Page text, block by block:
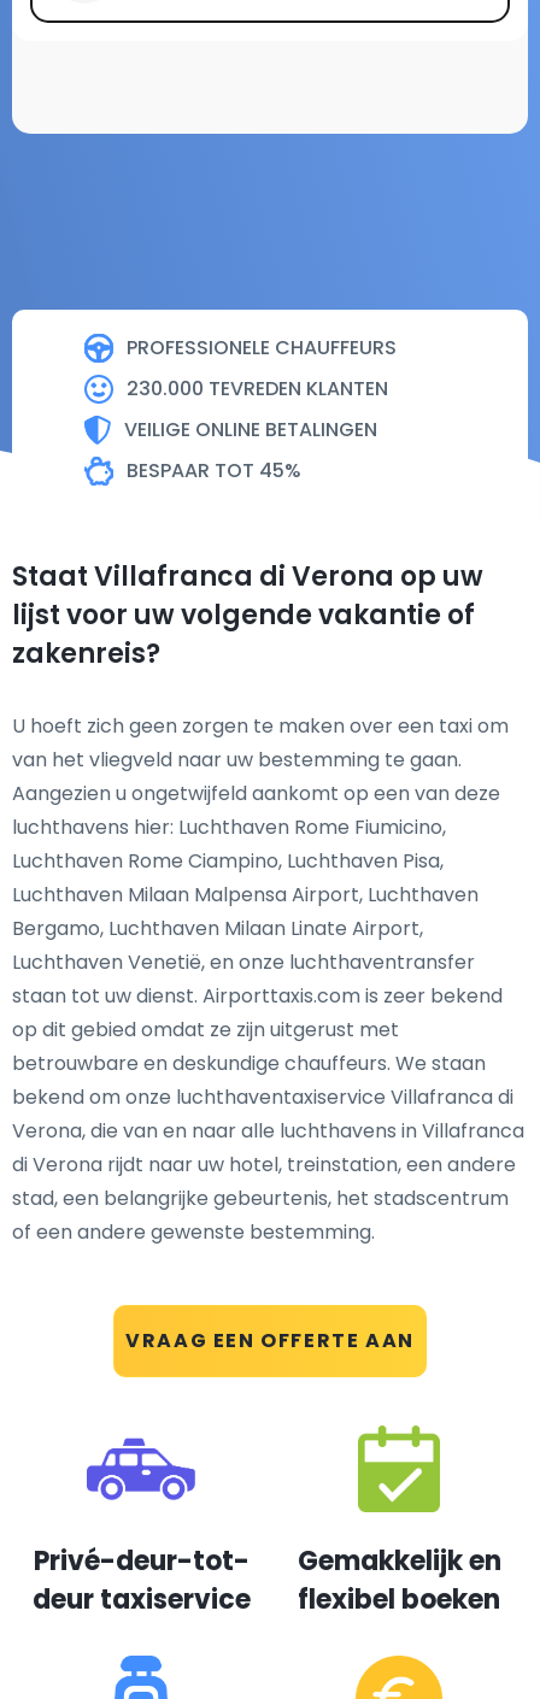
PROFESSIONELE CHAUFFEURS
230.000 TEVREDEN KLANTEN
VEILIGE ONLINE BETALINGEN
BESPAAR TOT 45%
VRAAG EEN OFFERTE AAN
Staat Villafranca di Verona op uw
lijst voor uw volgende vakantie of
zakenreis?
U hoeft zich geen zorgen te maken over een taxi om
van het vliegveld naar uw bestemming te gaan.
Aangezien u ongetwijfeld aankomt op een van deze
luchthavens hier: Luchthaven Rome Fiumicino,
Luchthaven Rome Ciampino, Luchthaven Pisa,
Luchthaven Milaan Malpensa Airport, Luchthaven
Bergamo, Luchthaven Milaan Linate Airport,
Luchthaven Venetië, en onze luchthaventransfer
staan tot uw dienst. Airporttaxis.com is zeer bekend
op dit gebied omdat ze zijn uitgerust met
betrouwbare en deskundige chauffeurs. We staan
bekend om onze luchthaventaxiservice Villafranca di
Verona, die van en naar alle luchthavens in Villafranca
di Verona rijdt naar uw hotel, treinstation, een andere
stad, een belangrijke gebeurtenis, het stadscentrum
of een andere gewenste bestemming.
Privé-deur-tot-
deur taxiservice
Gemakkelijk en
flexibel boeken